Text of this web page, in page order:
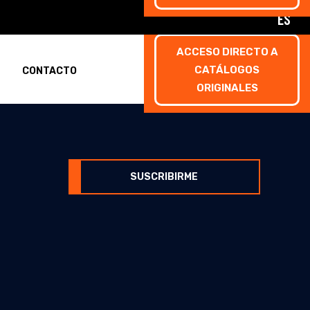
ES
CONTACTO
ACCESO DIRECTO A
CATÁLOGOS
ORIGINALES
SUSCRIBIRME